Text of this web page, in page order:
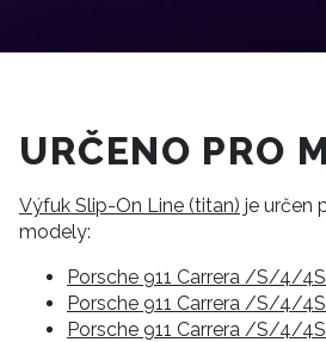
URČENO PRO
Výfuk Slip-On Line (titan) je určen
modely:
Porsche 911 Carrera /S/4/
Porsche 911 Carrera /S/4/
Porsche 911 Carrera /S/4/